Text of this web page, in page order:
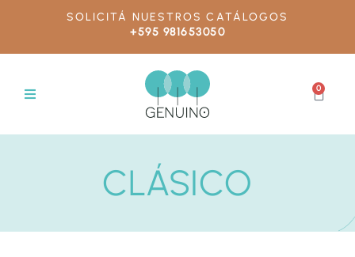
SOLICITÁ NUESTROS CATÁLOGOS
+595 981653050
0
CLÁSICO